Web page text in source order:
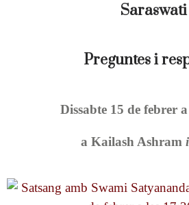
Saraswati
Preguntes i
Dissabte 15 de febrer
a Kailash Ashram